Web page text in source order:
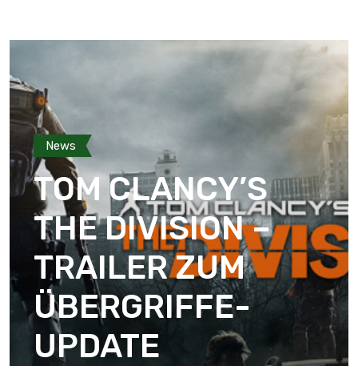
News
TOM CLANCY’S
THE DIVISION –
TRAILER ZUM
ÜBERGRIFFE-
UPDATE